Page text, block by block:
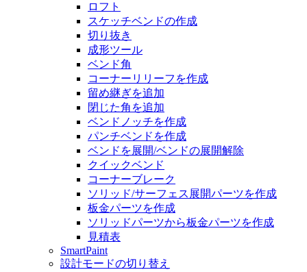
ロフト
スケッチベンドの作成
切り抜き
成形ツール
ベンド角
コーナーリリーフを作成
留め継ぎを追加
閉じた角を追加
ベンドノッチを作成
パンチベンドを作成
ベンドを展開/ベンドの展開解除
クイックベンド
コーナーブレーク
ソリッド/サーフェス展開パーツを作成
板金パーツを作成
ソリッドパーツから板金パーツを作成
見積表
SmartPaint
設計モードの切り替え